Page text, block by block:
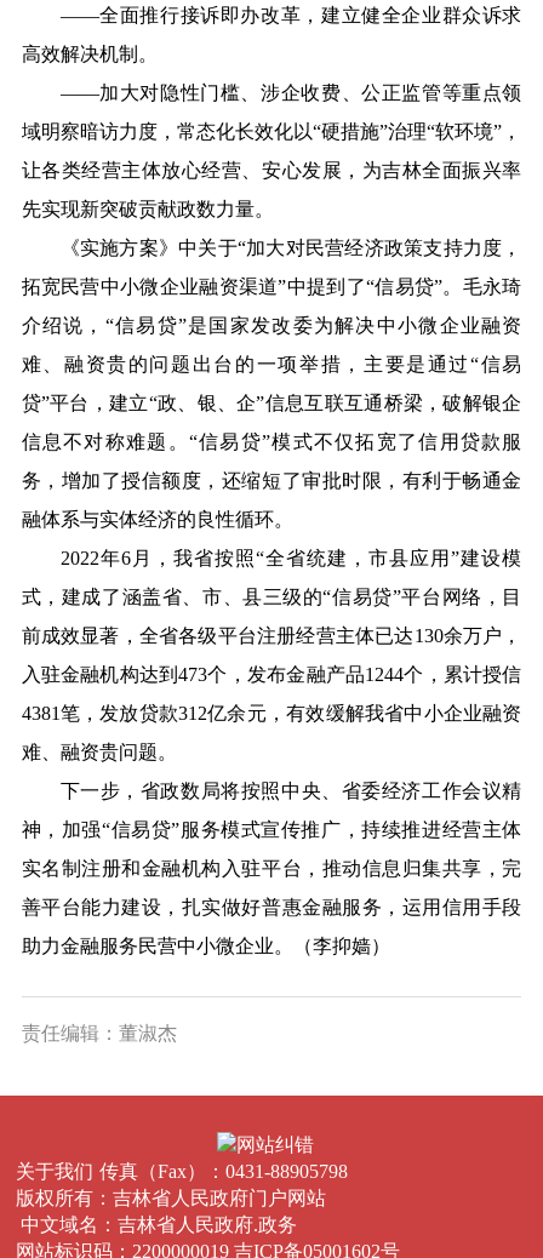
——全面推行接诉即办改革，建立健全企业群众诉求
高效解决机制。
——加大对隐性门槛、涉企收费、公正监管等重点领
域明察暗访力度，常态化长效化以“硬措施”治理“软环境”，
让各类经营主体放心经营、安心发展，为吉林全面振兴率
先实现新突破贡献政数力量。
《实施方案》中关于“加大对民营经济政策支持力度，
拓宽民营中小微企业融资渠道”中提到了“信易贷”。毛永琦
介绍说，“信易贷”是国家发改委为解决中小微企业融资
难、融资贵的问题出台的一项举措，主要是通过“信易
贷”平台，建立“政、银、企”信息互联互通桥梁，破解银企
信息不对称难题。“信易贷”模式不仅拓宽了信用贷款服
务，增加了授信额度，还缩短了审批时限，有利于畅通金
融体系与实体经济的良性循环。
2022年6月，我省按照“全省统建，市县应用”建设模
式，建成了涵盖省、市、县三级的“信易贷”平台网络，目
前成效显著，全省各级平台注册经营主体已达130余万户，
入驻金融机构达到473个，发布金融产品1244个，累计授信
4381笔，发放贷款312亿余元，有效缓解我省中小企业融资
难、融资贵问题。
下一步，省政数局将按照中央、省委经济工作会议精
神，加强“信易贷”服务模式宣传推广，持续推进经营主体
实名制注册和金融机构入驻平台，推动信息归集共享，完
善平台能力建设，扎实做好普惠金融服务，运用信用手段
助力金融服务民营中小微企业。（李抑嫱）
责任编辑：董淑杰
关于我们 传真（Fax）：0431-88905798
版权所有：吉林省人民政府门户网站
中文域名：吉林省人民政府.政务
网站标识码：2200000019 吉ICP备05001602号